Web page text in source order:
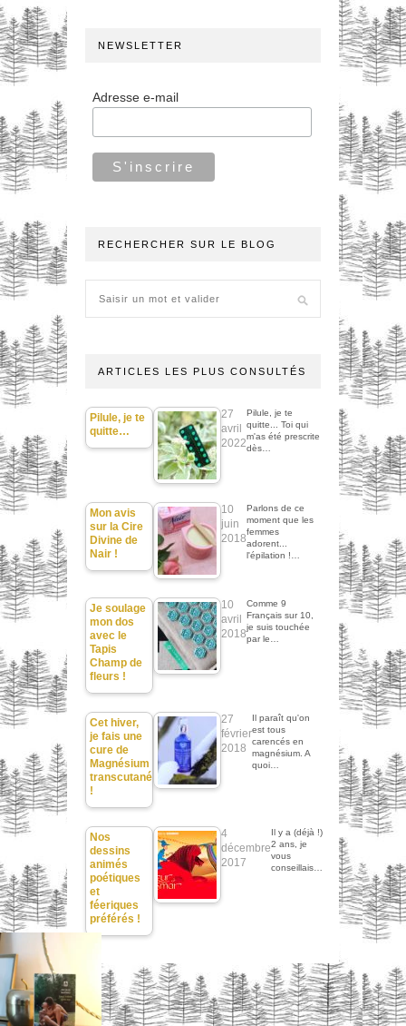
NEWSLETTER
Adresse e-mail
RECHERCHER SUR LE BLOG
ARTICLES LES PLUS CONSULTÉS
Pilule, je te
quitte…
27
avril
2022
Pilule, je te
quitte... Toi qui
m'as été prescrite
dès…
Mon avis
sur la Cire
Divine de
Nair !
10
juin
2018
Parlons de ce
moment que les
femmes
adorent...
l'épilation !…
Je soulage
mon dos
avec le
Tapis
Champ de
fleurs !
10
avril
2018
Comme 9
Français sur 10,
je suis touchée
par le…
Cet hiver,
je fais une
cure de
Magnésium
transcutané
!
27
février
2018
Il paraît qu'on
est tous
carencés en
magnésium. A
quoi…
Nos
dessins
animés
poétiques
et
féeriques
préférés !
4
décembre
2017
Il y a (déjà !)
2 ans, je
vous
conseillais…